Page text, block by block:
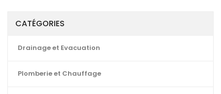
CATÉGORIES
Drainage et Evacuation
Plomberie et Chauffage